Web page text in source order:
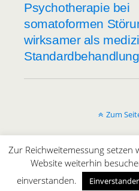
Psychotherapie bei
somatoformen
wirksamer als
Standardbehandlung
Zum
All content Copyright ©
Zur Reichweitemessung setzen
Website weiterhin
einverstanden.